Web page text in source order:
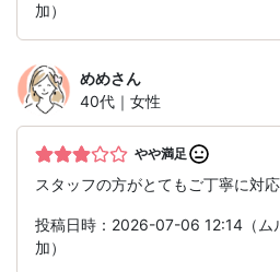
加）
めめさん
40代｜女性
やや満足
スタッフの方がとてもご丁寧に対
投稿日時：2026-07-06 12:14（ム
加）